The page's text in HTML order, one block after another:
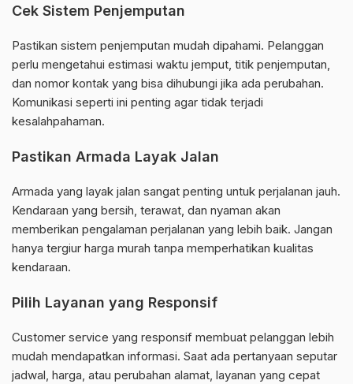
Cek Sistem Penjemputan
Pastikan sistem penjemputan mudah dipahami. Pelanggan
perlu mengetahui estimasi waktu jemput, titik penjemputan,
dan nomor kontak yang bisa dihubungi jika ada perubahan.
Komunikasi seperti ini penting agar tidak terjadi
kesalahpahaman.
Pastikan Armada Layak Jalan
Armada yang layak jalan sangat penting untuk perjalanan jauh.
Kendaraan yang bersih, terawat, dan nyaman akan
memberikan pengalaman perjalanan yang lebih baik. Jangan
hanya tergiur harga murah tanpa memperhatikan kualitas
kendaraan.
Pilih Layanan yang Responsif
Customer service yang responsif membuat pelanggan lebih
mudah mendapatkan informasi. Saat ada pertanyaan seputar
jadwal, harga, atau perubahan alamat, layanan yang cepat